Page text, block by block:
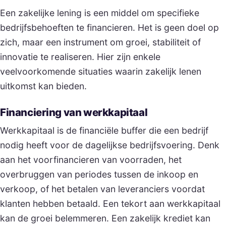
Een zakelijke lening is een middel om specifieke
bedrijfsbehoeften te financieren. Het is geen doel op
zich, maar een instrument om groei, stabiliteit of
innovatie te realiseren. Hier zijn enkele
veelvoorkomende situaties waarin zakelijk lenen
uitkomst kan bieden.
Financiering van werkkapitaal
Werkkapitaal is de financiële buffer die een bedrijf
nodig heeft voor de dagelijkse bedrijfsvoering. Denk
aan het voorfinancieren van voorraden, het
overbruggen van periodes tussen de inkoop en
verkoop, of het betalen van leveranciers voordat
klanten hebben betaald. Een tekort aan werkkapitaal
kan de groei belemmeren. Een zakelijk krediet kan